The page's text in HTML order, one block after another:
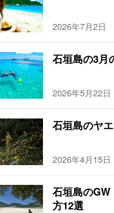
2026年7月2日
石垣島の3月
2026年5月22日
石垣島のヤ
2026年4月15日
石垣島の
方12選